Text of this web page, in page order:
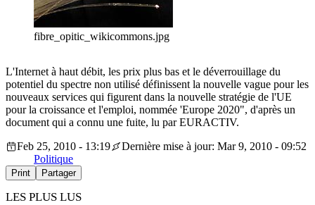
fibre_opitic_wikicommons.jpg
L'Internet à haut débit, les prix plus bas et le déverrouillage du
potentiel du spectre non utilisé définissent la nouvelle vague pour les
nouveaux services qui figurent dans la nouvelle stratégie de l'UE
pour la croissance et l'emploi, nommée 'Europe 2020", d'après un
document qui a connu une fuite, lu par EURACTIV.
Feb 25, 2010 - 13:19
Dernière mise à jour: Mar 9, 2010 - 09:52
Politique
Print Partager
LES PLUS LUS